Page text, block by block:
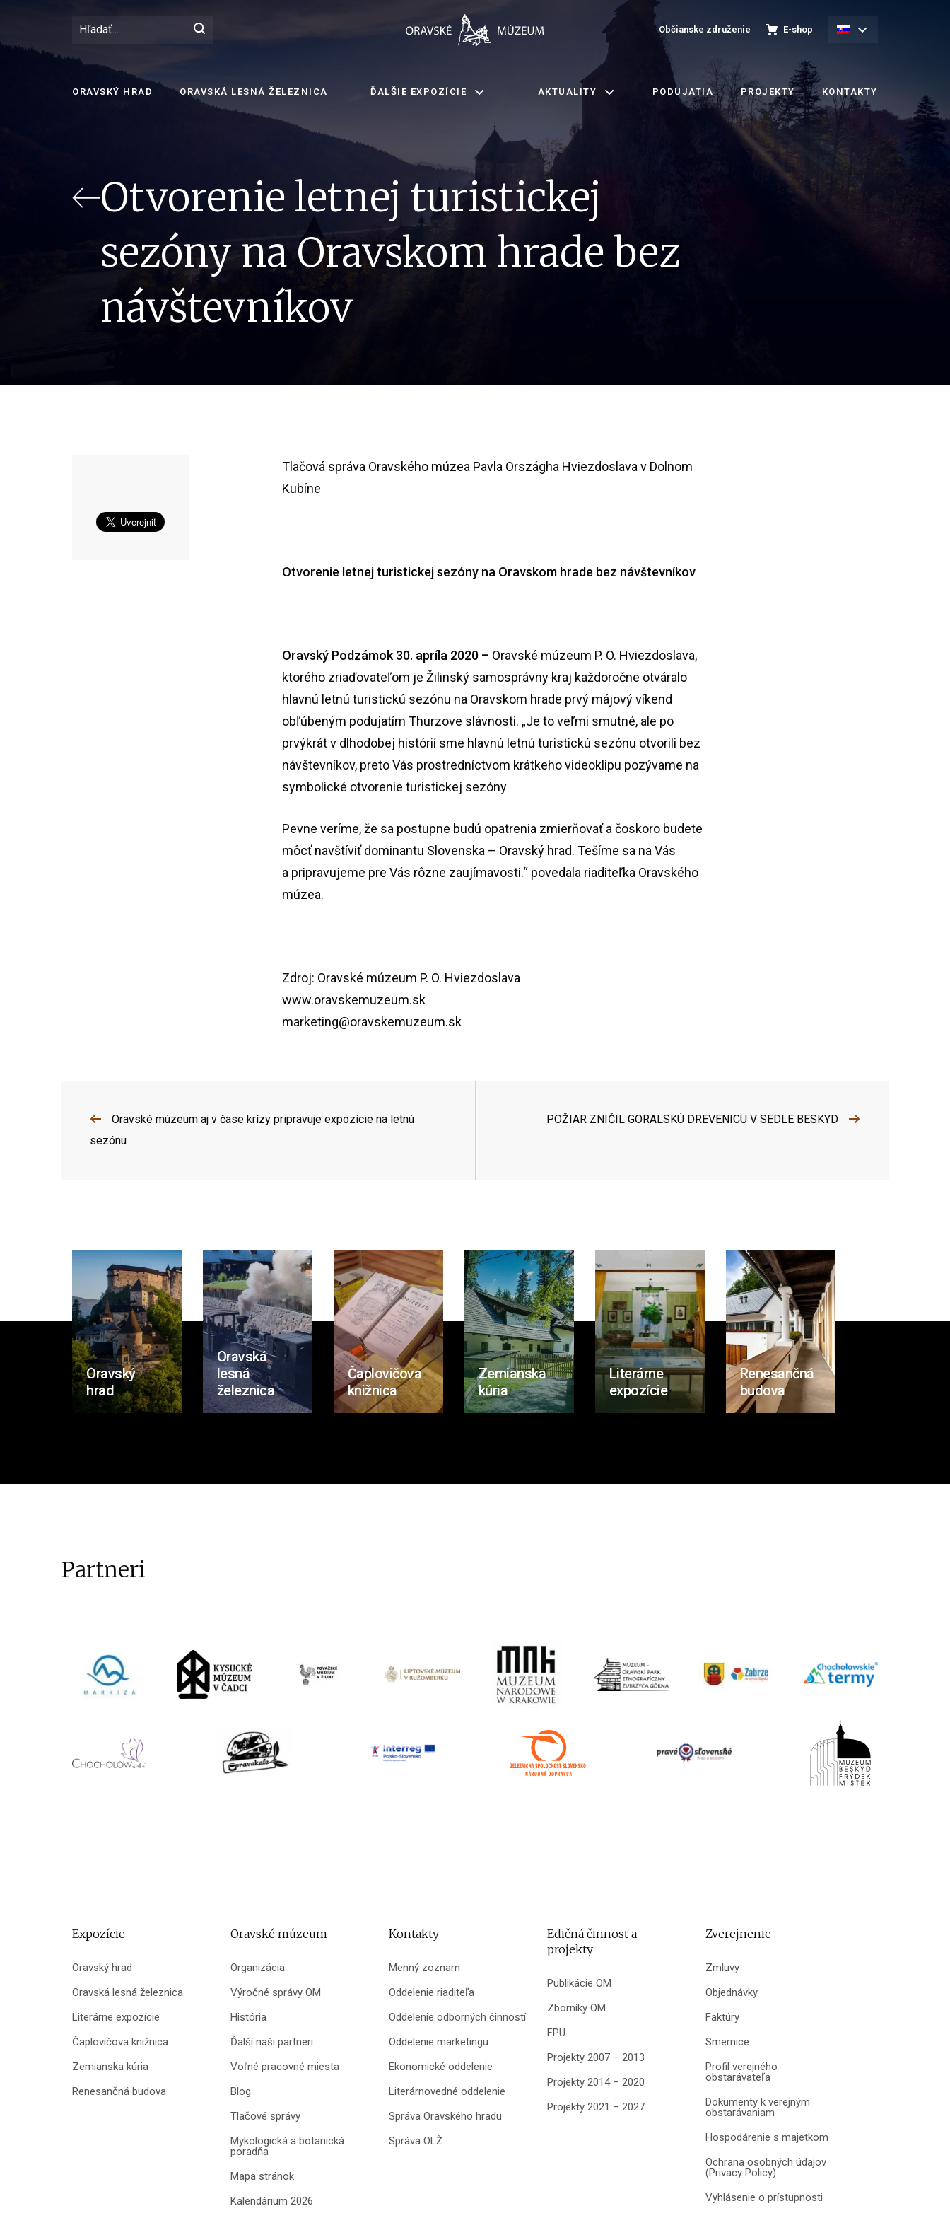
Občianske združenie E-shop
ORAVSKÝ HRAD ORAVSKÁ LESNÁ ŽELEZNICA ĎALŠIE EXPOZÍCIE AKTUALITY PODUJATIA PROJEKTY KONTAKTY
Otvorenie letnej turistickej
sezóny na Oravskom hrade bez
návštevníkov
Tlačová správa Oravského múzea Pavla Országha Hviezdoslava v Dolnom
Kubíne
Otvorenie letnej turistickej sezóny na Oravskom hrade bez návštevníkov
Oravský Podzámok 30. apríla 2020 – Oravské múzeum P. O. Hviezdoslava,
ktorého zriaďovateľom je Žilinský samosprávny kraj každoročne otváralo
hlavnú letnú turistickú sezónu na Oravskom hrade prvý májový víkend
obľúbeným podujatím Thurzove slávnosti. „Je to veľmi smutné, ale po
prvýkrát v dlhodobej histórií sme hlavnú letnú turistickú sezónu otvorili bez
návštevníkov, preto Vás prostredníctvom krátkeho videoklipu pozývame na
symbolické otvorenie turistickej sezóny
Pevne veríme, že sa postupne budú opatrenia zmierňovať a čoskoro budete
môcť navštíviť dominantu Slovenska – Oravský hrad. Tešíme sa na Vás
a pripravujeme pre Vás rôzne zaujímavosti.“ povedala riaditeľka Oravského
múzea.
Zdroj: Oravské múzeum P. O. Hviezdoslava
www.oravskemuzeum.sk
marketing@oravskemuzeum.sk
Oravské múzeum aj v čase krízy pripravuje expozície na letnú
sezónu
POŽIAR ZNIČIL GORALSKÚ DREVENICU V SEDLE BESKYD
Oravský
hrad
Oravská
lesná
železnica
Čaplovičova
knižnica
Zemianska
kúria
Literárne
expozície
Renesančná
budova
Partneri
Expozície
Oravský hrad
Oravská lesná železnica
Literárne expozície
Čaplovičova knižnica
Zemianska kúria
Renesančná budova
Oravské múzeum
Organizácia
Výročné správy OM
História
Ďalší naši partneri
Voľné pracovné miesta
Blog
Tlačové správy
Mykologická a botanická
poradňa
Mapa stránok
Kalendárium 2026
Kontakty
Menný zoznam
Oddelenie riaditeľa
Oddelenie odborných činností
Oddelenie marketingu
Ekonomické oddelenie
Literárnovedné oddelenie
Správa Oravského hradu
Správa OLŽ
Edičná činnosť a
projekty
Publikácie OM
Zborníky OM
FPU
Projekty 2007 – 2013
Projekty 2014 – 2020
Projekty 2021 – 2027
Zverejnenie
Zmluvy
Objednávky
Faktúry
Smernice
Profil verejného
obstarávateľa
Dokumenty k verejným
obstarávaniam
Hospodárenie s majetkom
Ochrana osobných údajov
(Privacy Policy)
Vyhlásenie o prístupnosti